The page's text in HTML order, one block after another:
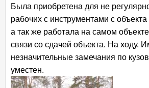
Была приобретена для не
рабочих с инструментами с
а так же работала на самом
связи со сдачей объекта. На ходу.
незначительные замечания по
уместен.